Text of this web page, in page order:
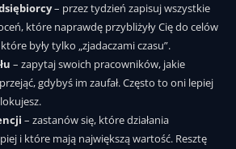
– przez tydzień zapisuj wszystkie
które naprawdę przybliżyły Cię do celów
były tylko „zjadaczami czasu”.
– zapytaj swoich pracowników, jakie
gdybyś im zaufał. Często to oni lepiej
– zastanów się, które działania
i które mają największą wartość. Resztę